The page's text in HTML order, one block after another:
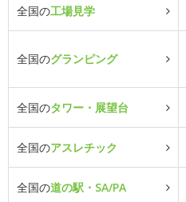
全国の工場見学
全国のグランピング
全国のタワー・展望台
全国のアスレチック
全国の道の駅・SA/PA